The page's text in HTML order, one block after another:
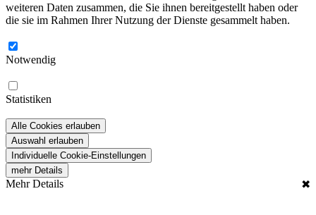
weiteren Daten zusammen, die Sie ihnen bereitgestellt haben oder
die sie im Rahmen Ihrer Nutzung der Dienste gesammelt haben.
Notwendig
Statistiken
Alle Cookies erlauben
Auswahl erlauben
Individuelle Cookie-Einstellungen
mehr Details
Mehr Details ✖